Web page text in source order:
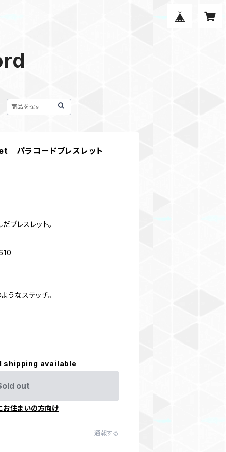
ラコードブレスレット
ブレスレット。
うなステッチ。
shipping available
out
お住まいの方向け
通報する